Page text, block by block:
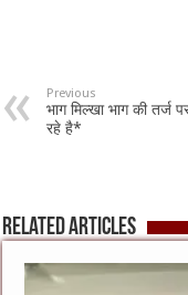
Previous
भाग मिल्खा भाग की तर्ज
रहे है*
Related Articles